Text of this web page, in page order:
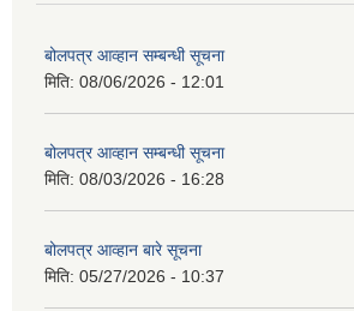
बोलपत्र आव्हान सम्बन्धी सूचना
मिति: 08/06/2026 - 12:01
बोलपत्र आव्हान सम्बन्धी सूचना
मिति: 08/03/2026 - 16:28
बोलपत्र आव्हान बारे सूचना
मिति: 05/27/2026 - 10:37